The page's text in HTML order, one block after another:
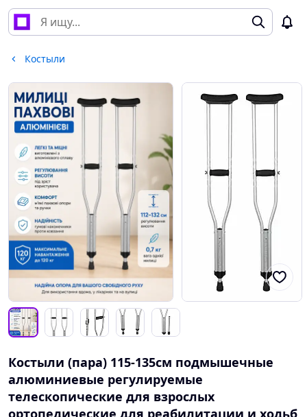
Костыли
Костыли (пара) 115-135см подмышечные
алюминиевые регулируемые
телескопические для взрослых
ортопедические для реабилитации и ходьб